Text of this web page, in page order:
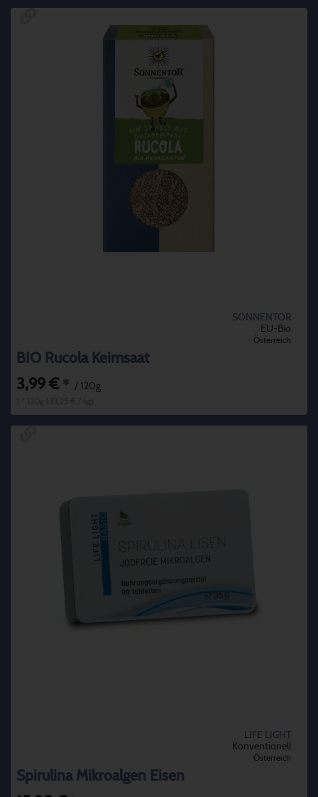
SONNENTOR
EU-Bio
Österreich
BIO Rucola Keimsaat
3,99 € * / 120g
LIFE LIGHT
Konventionell
Österreich
Spirulina Mikroalgen Eisen